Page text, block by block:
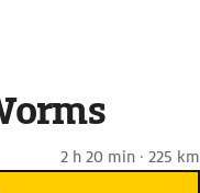
2 h 20 min · 225 km